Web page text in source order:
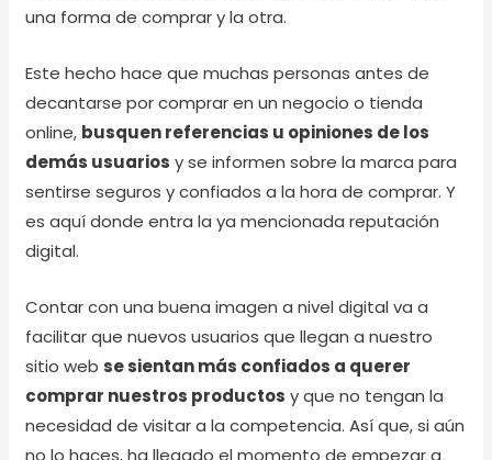
una forma de comprar y la otra.
Este hecho hace que muchas personas antes de
decantarse por comprar en un negocio o tienda
online, busquen referencias u opiniones de los
demás usuarios y se informen sobre la marca para
sentirse seguros y confiados a la hora de comprar. Y
es aquí donde entra la ya mencionada reputación
digital.
Contar con una buena imagen a nivel digital va a
facilitar que nuevos usuarios que llegan a nuestro
sitio web se sientan más confiados a querer
comprar nuestros productos y que no tengan la
necesidad de visitar a la competencia. Así que, si aún
no lo haces, ha llegado el momento de empezar a